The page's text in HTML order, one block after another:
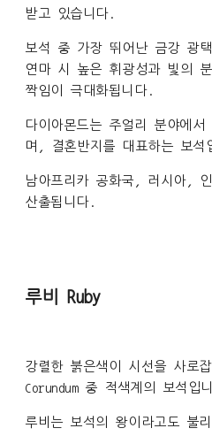
받고 있습니다.
보석 중 가장 뛰어난 금강 광
연마 시 높은 휘광성과 빛의
짝임이 극대화됩니다.
다이아몬드는 주얼리 분야에
며, 결혼반지를 대표하는 보석
남아프리카 공화국, 러시아,
산출됩니다.
루비 Ruby
강렬한 붉은색이 시선을 사로
Corundum 중 적색계의 보석입
루비는 보석의 왕이라고도 불